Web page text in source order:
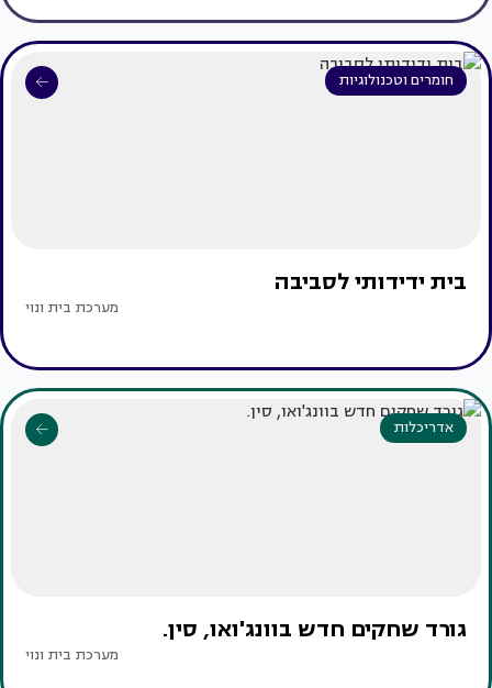
חומרים וטכנולוגיות
בית ידידותי לסביבה
מערכת בית ונוי
אדריכלות
גורד שחקים חדש בוונג'ואו, סין.
מערכת בית ונוי